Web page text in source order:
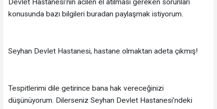
Devlet Hastanesi’nin acilen el atılması gereken sorunları
konusunda bazı bilgileri buradan paylaşmak istiyorum.
Seyhan Devlet Hastanesi, hastane olmaktan adeta çıkmış!
Tespitlerimi dile getirince bana hak vereceğinizi
düşünüyorum. Dilerseniz Seyhan Devlet Hastanesi’ndeki